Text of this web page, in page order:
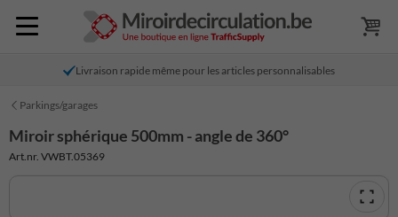
Livraison rapide même pour les articles personnalisables
Parkings/garages
Miroir sphérique 500mm - angle de 360°
Art.nr. VWBT.05369